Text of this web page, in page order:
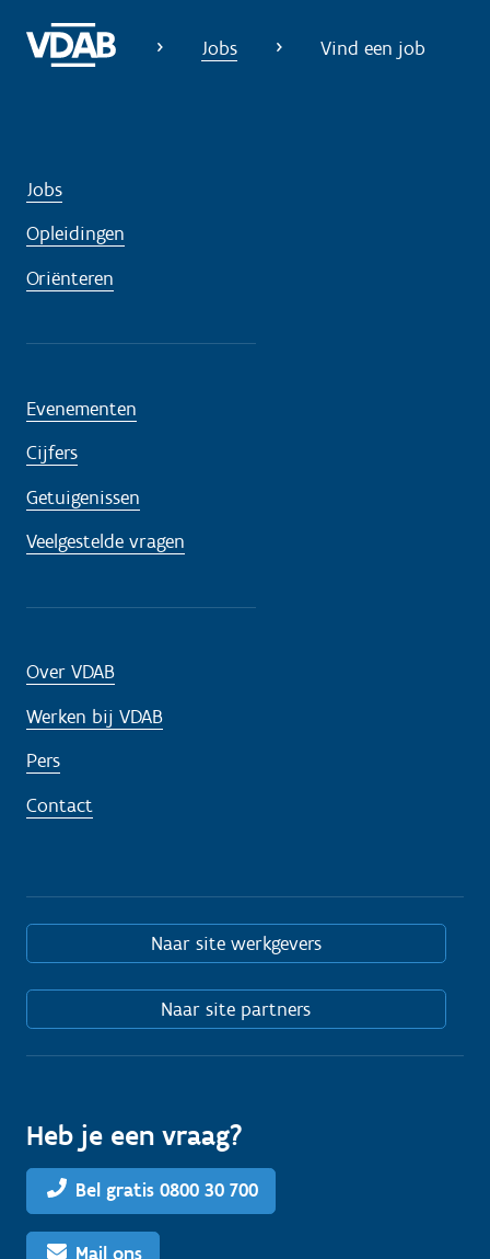
Jobs Vind een job
Jobs
Opleidingen
Oriënteren
Evenementen
Cijfers
Getuigenissen
Veelgestelde vragen
Over VDAB
Werken bij VDAB
Pers
Contact
Naar site werkgevers
Naar site partners
Heb je een vraag?
Bel gratis 0800 30 700
Mail ons